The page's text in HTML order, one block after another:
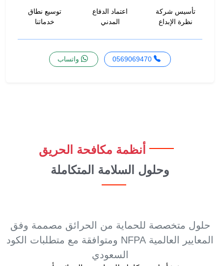
تأسيس شركة
نظرة الإبداع
اعتماد الدفاع
المدني
توسيع نطاق
خدماتنا
واتساب
أنظمة مكافحة الحريق
وحلول السلامة المتكاملة
حلول متخصصة للحماية من الحرائق مصممة وفق
المعايير العالمية NFPA ومتوافقة مع متطلبات الكود
السعودي